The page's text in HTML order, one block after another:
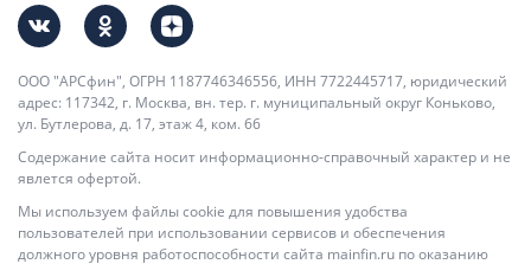
ООО "АРСфин", ОГРН 1187746346556, ИНН 7722445717, юридический
адрес: 117342, г. Москва, вн. тер. г. муниципальный округ Коньково,
ул. Бутлерова, д. 17, этаж 4, ком. 66
Содержание сайта носит информационно-справочный характер и не
явлется офертой.
Мы используем файлы cookie для повышения удобства
пользователей при использовании сервисов и обеспечения
должного уровня работоспособности сайта mainfin.ru по оказанию